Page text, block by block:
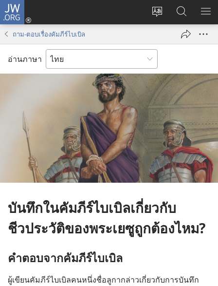
JW.ORG
เปลี่ยน
เข้า
(เปิด
ใหม่)
ค้นหา
ใน
JW.ORG
แส
ถาม-ตอบเรื่องคัมภีร์ไบเบิล
อ่านภาษา
บันทึกในคัมภีร์ไบเบิลเกี่ยวกับ
ชีวประวัติของพระเยซูถูกต้องไหม?
คำ​ตอบ​จาก​คัมภีร์​ไบเบิล
ผู้​เขียน​คัมภีร์​ไบเบิล​คน​หนึ่ง​ชื่อ​ลูกา​กล่าว​เกี่ยว​กับ​การ​บันทึก​